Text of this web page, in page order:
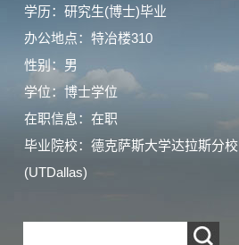
学历：研究生(博士)毕业
办公地点：特冶楼310
性别：男
学位：博士学位
在职信息：在职
毕业院校：德克萨斯大学达拉斯分校
(UTDallas)